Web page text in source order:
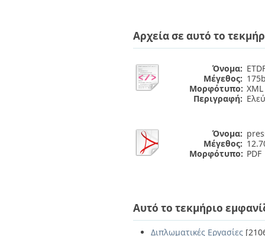
Αρχεία σε αυτό το
Όνομα:
Μέγεθος:
Μορφότυπο: XML
Περιγραφή:
Όνομα:
Μέγεθος:
Μορφότυπο: PDF
Αυτό το τεκμήριο
Διπλωματικές Εργασίες